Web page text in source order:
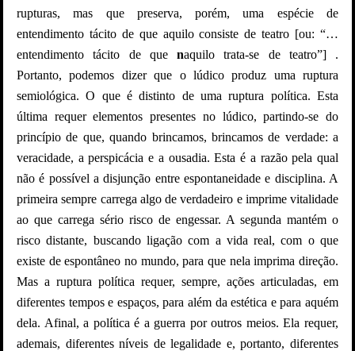
rupturas, mas que preserva, porém, uma espécie de
entendimento tácito de que aquilo consiste de teatro [ou: “…
entendimento tácito de que naquilo trata-se de teatro”] .
Portanto, podemos dizer que o lúdico produz uma ruptura
semiológica. O que é distinto de uma ruptura política. Esta
última requer elementos presentes no lúdico, partindo-se do
princípio de que, quando brincamos, brincamos de verdade: a
veracidade, a perspicácia e a ousadia. Esta é a razão pela qual
não é possível a disjunção entre espontaneidade e disciplina. A
primeira sempre carrega algo de verdadeiro e imprime vitalidade
ao que carrega sério risco de engessar. A segunda mantém o
risco distante, buscando ligação com a vida real, com o que
existe de espontâneo no mundo, para que nela imprima direção.
Mas a ruptura política requer, sempre, ações articuladas, em
diferentes tempos e espaços, para além da estética e para aquém
dela. Afinal, a política é a guerra por outros meios. Ela requer,
ademais, diferentes níveis de legalidade e, portanto, diferentes